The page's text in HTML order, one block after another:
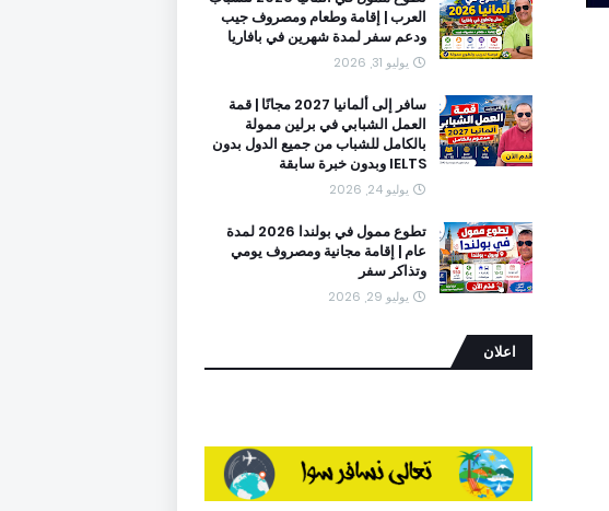
العرب | إقامة وطعام ومصروف جيب
ودعم سفر لمدة شهرين في بافاريا
يوليو 31, 2026
سافر إلى ألمانيا 2027 مجانًا | قمة
العمل الشبابي في برلين ممولة
بالكامل للشباب من جميع الدول بدون
IELTS وبدون خبرة سابقة
يوليو 24, 2026
تطوع ممول في بولندا 2026 لمدة
عام | إقامة مجانية ومصروف يومي
وتذاكر سفر
يوليو 29, 2026
اعلان